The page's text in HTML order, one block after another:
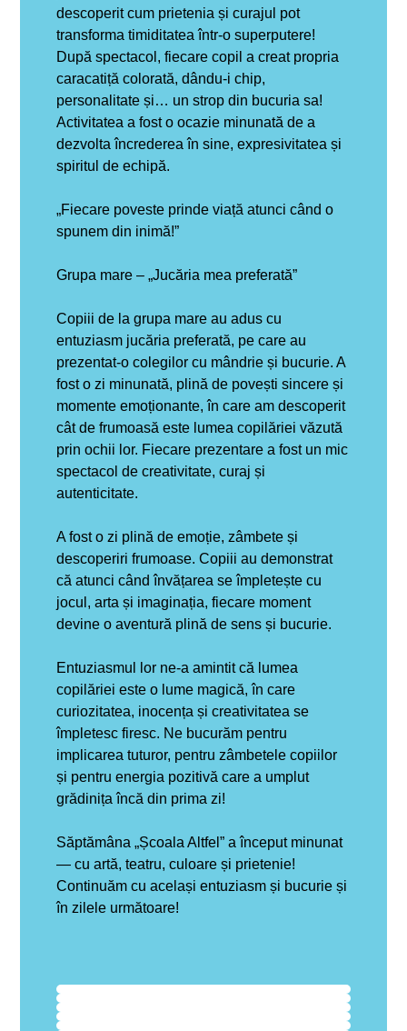
descoperit cum prietenia și curajul pot
transforma timiditatea într-o superputere!
După spectacol, fiecare copil a creat propria
caracatiță colorată, dându-i chip,
personalitate și… un strop din bucuria sa!
Activitatea a fost o ocazie minunată de a
dezvolta încrederea în sine, expresivitatea și
spiritul de echipă.
„Fiecare poveste prinde viață atunci când o
spunem din inimă!”
Grupa mare – „Jucăria mea preferată”
Copiii de la grupa mare au adus cu
entuziasm jucăria preferată, pe care au
prezentat-o colegilor cu mândrie și bucurie.A
fost o zi minunată, plină de povești sincere și
momente emoționante, în care am descoperit
cât de frumoasă este lumea copilăriei văzută
prin ochii lor. Fiecare prezentare a fost un mic
spectacol de creativitate, curaj și
autenticitate.
A fost o zi plină de emoție, zâmbete și
descoperiri frumoase.Copiii au demonstrat
că atunci când învățarea se împletește cu
jocul, arta și imaginația, fiecare moment
devine o aventură plină de sens și bucurie.
Entuziasmul lor ne-a amintit că lumea
copilăriei este o lume magică, în care
curiozitatea, inocența și creativitatea se
împletesc firesc. Ne bucurăm pentru
implicarea tuturor, pentru zâmbetele copiilor
și pentru energia pozitivă care a umplut
grădinița încă din prima zi!
Săptămâna „Școala Altfel” a început minunat
— cu artă, teatru, culoare și prietenie!
Continuăm cu același entuziasm și bucurie și
în zilele următoare!